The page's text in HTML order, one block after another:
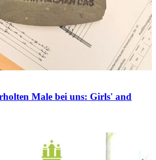
Male bei uns: Girls' and